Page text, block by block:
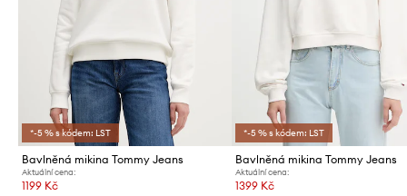
*-5 % s kódem: LST
Bavlněná mikina Tommy Jeans
Aktuální cena:
1199 Kč
*-5 % s kódem: LST
Bavlněná mikina Tommy Jeans
Aktuální cena:
1399 Kč